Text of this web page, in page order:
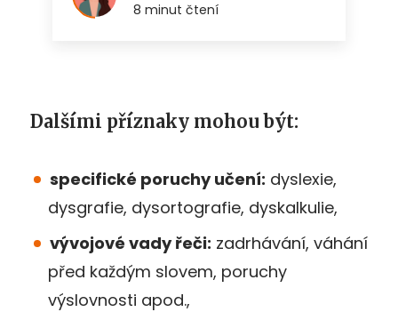
Dalšími příznaky mohou být:
specifické poruchy učení: dyslexie,
dysgrafie, dysortografie, dyskalkulie,
vývojové vady řeči: zadrhávání, váhání
před každým slovem, poruchy
výslovnosti apod.,